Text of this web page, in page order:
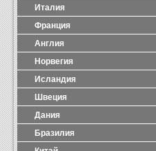
Италия
Франция
Англия
Норвегия
Исландия
Швеция
Дания
Бразилия